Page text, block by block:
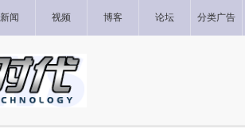
新闻 视频 博客 论坛 分类广告